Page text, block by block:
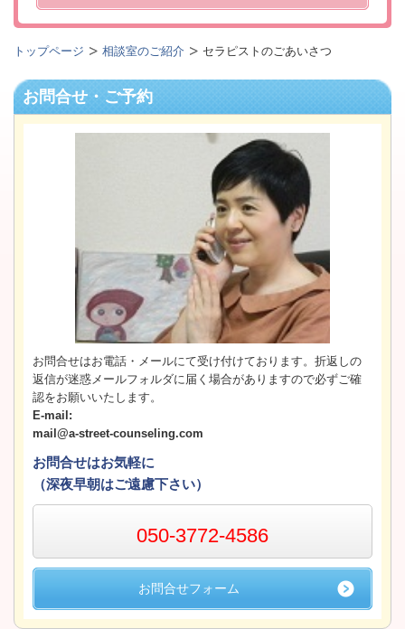
トップページ 相談室のご紹介 セラピストのごあいさつ
お問合せ・ご予約
お問合せはお電話・メールにて受け付けております。折返しの
返信が迷惑メールフォルダに届く場合がありますので必ずご確
認をお願いいたします。
E-mail:
mail@a-street-counseling.com
お問合せはお気軽に
（深夜早朝はご遠慮下さい）
050-3772-4586
お問合せフォーム